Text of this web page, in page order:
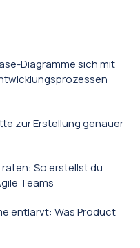
Diagramme sich mit
zur Erstellung genauer
So erstellst du
Teams
entlarvt: Was Product